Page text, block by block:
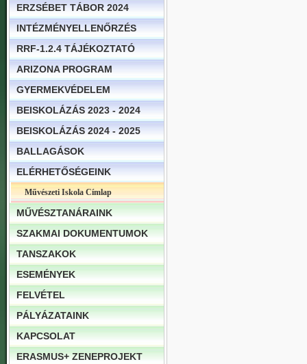
ERZSÉBET TÁBOR 2024
INTÉZMÉNYELLENŐRZÉS
RRF-1.2.4 TÁJÉKOZTATÓ
ARIZONA PROGRAM
GYERMEKVÉDELEM
BEISKOLÁZÁS 2023 - 2024
BEISKOLÁZÁS 2024 - 2025
BALLAGÁSOK
ELÉRHETŐSÉGEINK
Művészeti Iskola Címlap
MŰVÉSZTANÁRAINK
SZAKMAI DOKUMENTUMOK
TANSZAKOK
ESEMÉNYEK
FELVÉTEL
PÁLYÁZATAINK
KAPCSOLAT
ERASMUS+ ZENEPROJEKT